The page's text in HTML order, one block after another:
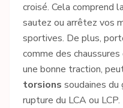
croisé. Cela comprend
sautez ou arrêtez vos
sportives. De plus,
comme des
une bonne traction,
torsions soudaines du
rupture du LCA ou LCP.